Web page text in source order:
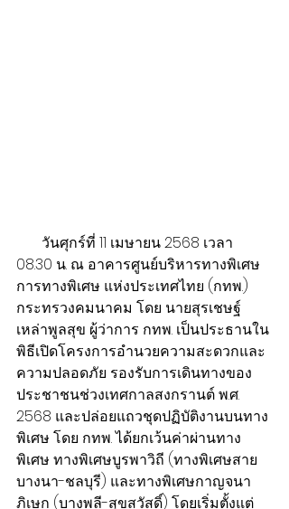
08.30 น. ณ อาคารศูนย์บริหารทางพิเศษ
การทางพิเศษ แห่งประเทศไทย (กทพ.)
กระทรวงคมนาคม โดย นายสุรเชษฐ์
เหล่าพูลสุข ผู้ว่าการ กทพ. เป็นประธานใน
พิธีเปิดโครงการอำนวยความสะดวกและ
ความปลอดภัย รองรับการเดินทางของ
ประชาชนช่วงเทศกาลสงกรานต์ พ.ศ.
2568 และปล่อยแถวชุดปฏิบัติงานบนทาง
พิเศษ โดย กทพ. ได้ยกเว้นค่าผ่านทาง
พิเศษ ทางพิเศษบูรพาวิถี (ทางพิเศษสาย
บางนา-ชลบุรี) และทางพิเศษกาญจนา
ภิเษก (บางพลี-สุขสวัสดิ์) โดยเริ่มตั้งแต่